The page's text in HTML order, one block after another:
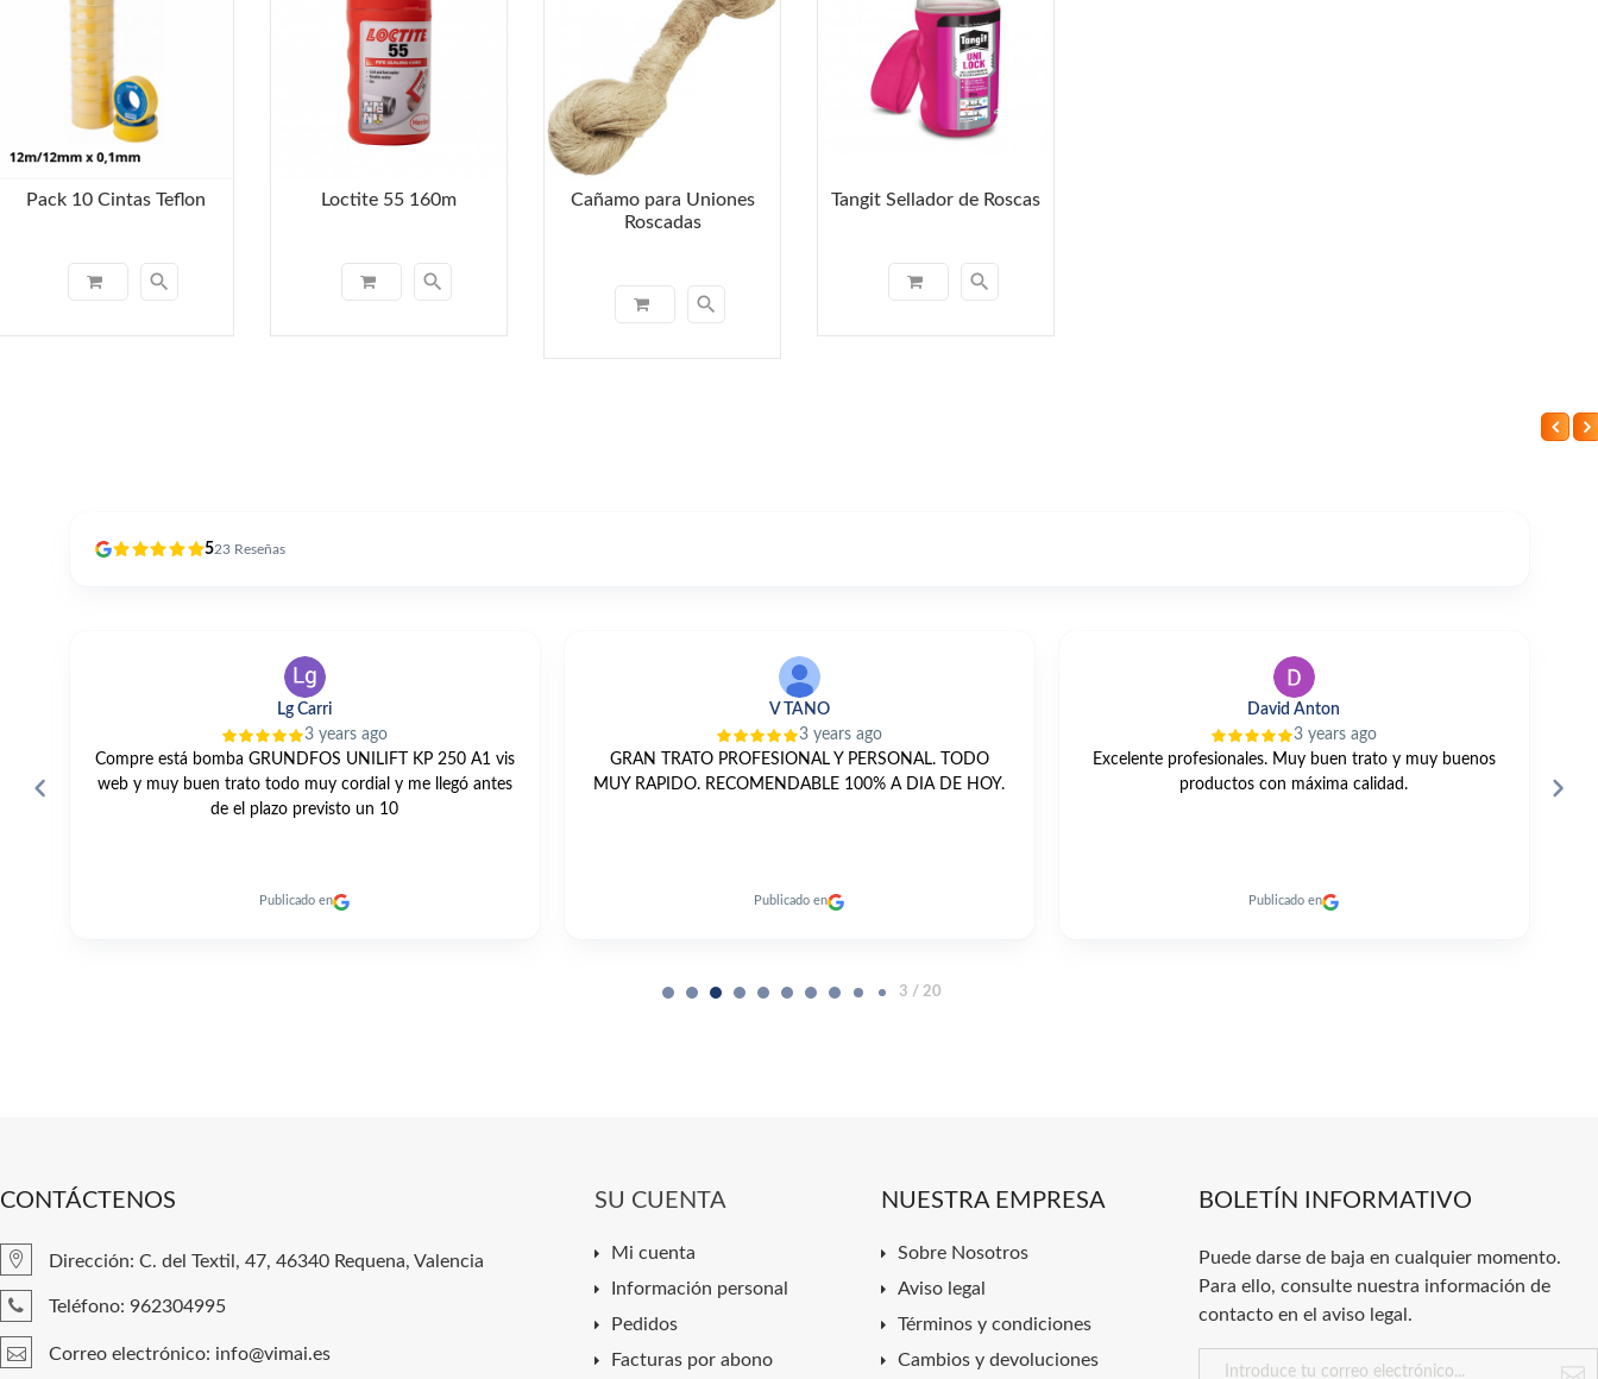
Pack 10 Cintas Teflon
search
Loctite 55 160m
search
Cañamo para Uniones
Roscadas
search
Tangit Sellador de Roscas
search
523 Reseñas
Lg Carri
3 years ago
Compre está bomba GRUNDFOS UNILIFT KP 250 A1 vis
web y muy buen trato todo muy cordial y me llegó antes
de el plazo previsto un 10
Publicado en
V TANO
3 years ago
GRAN TRATO PROFESIONAL Y PERSONAL. TODO
MUY RAPIDO. RECOMENDABLE 100% A DIA DE HOY.
Publicado en
David Anton
3 years ago
Excelente profesionales. Muy buen trato y muy buenos
productos con máxima calidad.
Publicado en
3 / 20
CONTÁCTENOS
Dirección: C. del Textil, 47, 46340 Requena, Valencia
Teléfono: 962304995
Correo electrónico: info@vimai.es
SU CUENTA
Mi cuenta
Información personal
Pedidos
Facturas por abono
NUESTRA EMPRESA
Sobre Nosotros
Aviso legal
Términos y condiciones
Cambios y devoluciones
BOLETÍN INFORMATIVO
Puede darse de baja en cualquier momento.
Para ello, consulte nuestra información de
contacto en el aviso legal.